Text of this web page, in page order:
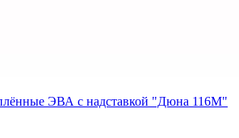
ЭВА с надставкой "Дюна 116М"